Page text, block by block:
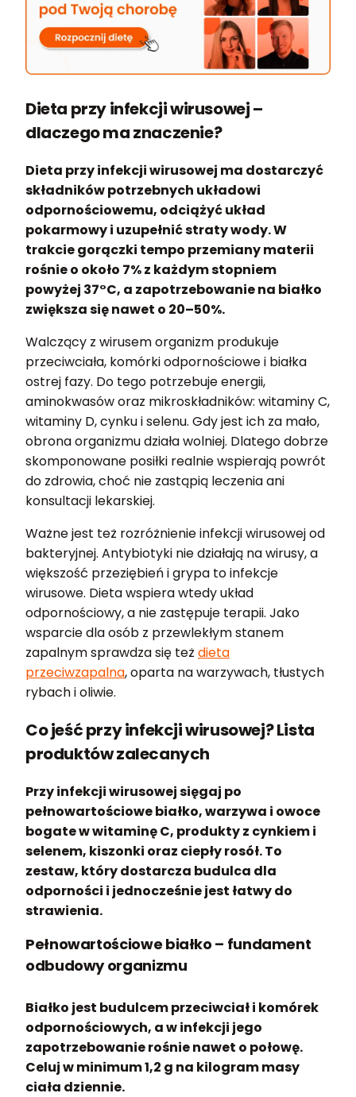
Dieta przy infekcji wirusowej –
dlaczego ma znaczenie?
Dieta przy infekcji wirusowej ma dostarczyć
składników potrzebnych układowi
odpornościowemu, odciążyć układ
pokarmowy i uzupełnić straty wody. W
trakcie gorączki tempo przemiany materii
rośnie o około 7% z każdym stopniem
powyżej 37°C, a zapotrzebowanie na białko
zwiększa się nawet o 20–50%.
Walczący z wirusem organizm produkuje
przeciwciała, komórki odpornościowe i białka
ostrej fazy. Do tego potrzebuje energii,
aminokwasów oraz mikroskładników: witaminy C,
witaminy D, cynku i selenu. Gdy jest ich za mało,
obrona organizmu działa wolniej. Dlatego dobrze
skomponowane posiłki realnie wspierają powrót
do zdrowia, choć nie zastąpią leczenia ani
konsultacji lekarskiej.
Ważne jest też rozróżnienie infekcji wirusowej od
bakteryjnej. Antybiotyki nie działają na wirusy, a
większość przeziębień i grypa to infekcje
wirusowe. Dieta wspiera wtedy układ
odpornościowy, a nie zastępuje terapii. Jako
wsparcie dla osób z przewlekłym stanem
zapalnym sprawdza się też dieta
przeciwzapalna, oparta na warzywach, tłustych
rybach i oliwie.
Co jeść przy infekcji wirusowej? Lista
produktów zalecanych
Przy infekcji wirusowej sięgaj po
pełnowartościowe białko, warzywa i owoce
bogate w witaminę C, produkty z cynkiem i
selenem, kiszonki oraz ciepły rosół. To
zestaw, który dostarcza budulca dla
odporności i jednocześnie jest łatwy do
strawienia.
Pełnowartościowe białko – fundament
odbudowy organizmu
Białko jest budulcem przeciwciał i komórek
odpornościowych, a w infekcji jego
zapotrzebowanie rośnie nawet o połowę.
Celuj w minimum 1,2 g na kilogram masy
ciała dziennie.